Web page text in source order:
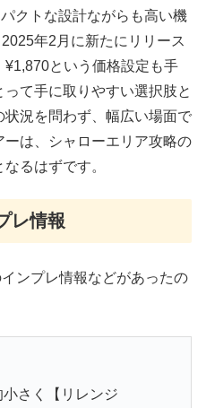
クトな設計ながらも高い機
年2月に新たにリリース
という価格設定も手
て手に取りやすい選択肢と
況を問わず、幅広い場面で
は、シャローエリア攻略の
るはずです。
レ情報
ンプレ情報などがあったの
さく【リレンジ